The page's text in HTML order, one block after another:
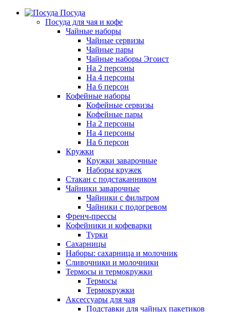
Посуда
Посуда для чая и кофе
Чайные наборы
Чайные сервизы
Чайные пары
Чайные наборы Эгоист
На 2 персоны
На 4 персоны
На 6 персон
Кофейные наборы
Кофейные сервизы
Кофейные пары
На 2 персоны
На 4 персоны
На 6 персон
Кружки
Кружки заварочные
Наборы кружек
Стакан с подстаканником
Чайники заварочные
Чайники с фильтром
Чайники с подогревом
Френч-прессы
Кофейники и кофеварки
Турки
Сахарницы
Наборы: сахарница и молочник
Сливочники и молочники
Термосы и термокружки
Термосы
Термокружки
Аксессуары для чая
Подставки для чайных пакетиков